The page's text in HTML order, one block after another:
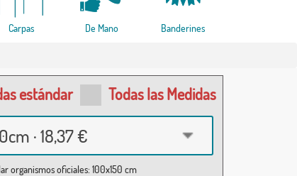
Carpas De Mano Banderines
estándar Todas las Medidas
· 18,37 €
organismos oficiales: 100x150 cm